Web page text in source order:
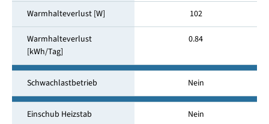
Warmhalteverlust [W] 102
Warmhalteverlust
[kWh/Tag]
0.84
Schwachlastbetrieb Nein
Einschub Heizstab Nein